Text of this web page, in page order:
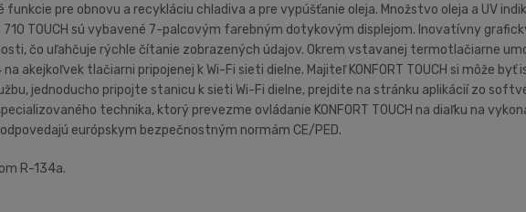
funkcie pre obnovu a recykláciu chladiva a pre vypúšťanie oleja. Množstvo oleja a UV
710 TOUCH sú vybavené 7-palcovým farebným dotykovým displejom. Inovatívny
čo uľahčuje rýchle čítanie zobrazených údajov. Okrem vstavanej termotlačiarne
akejkoľvek tlačiarni pripojenej k Wi-Fi sieti dielne. Majiteľ KONFORT TOUCH si môže
jednoducho pripojte stanicu k sieti Wi-Fi dielne, prejdite na stránku aplikácií zo
technika, ktorý prevezme ovládanie KONFORT TOUCH na diaľku na
európskym bezpečnostným normám CE/PED.
R-134a.